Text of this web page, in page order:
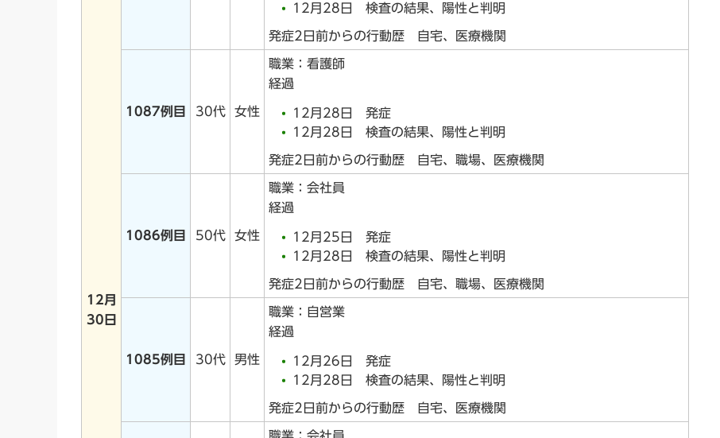
12月
30日
12月28日 検査の結果、陽性と判明
発症2日前からの行動歴 自宅、医療機関
1087例目 30代 女性
職業：看護師
経過
12月28日 発症
12月28日 検査の結果、陽性と判明
発症2日前からの行動歴 自宅、職場、医療機関
1086例目 50代 女性
職業：会社員
経過
12月25日 発症
12月28日 検査の結果、陽性と判明
発症2日前からの行動歴 自宅、職場、医療機関
1085例目 30代 男性
職業：自営業
経過
12月26日 発症
12月28日 検査の結果、陽性と判明
発症2日前からの行動歴 自宅、医療機関